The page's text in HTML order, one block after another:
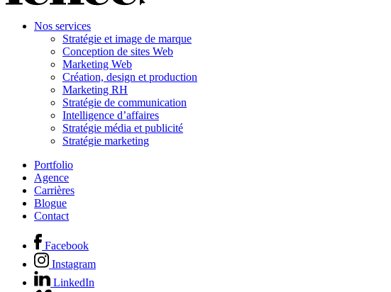
Nos services
Stratégie et image de marque
Conception de sites Web
Marketing Web
Création, design et production
Marketing RH
Stratégie de communication
Intelligence d’affaires
Stratégie média et publicité
Stratégie marketing
Portfolio
Agence
Carrières
Blogue
Contact
Facebook
Instagram
LinkedIn